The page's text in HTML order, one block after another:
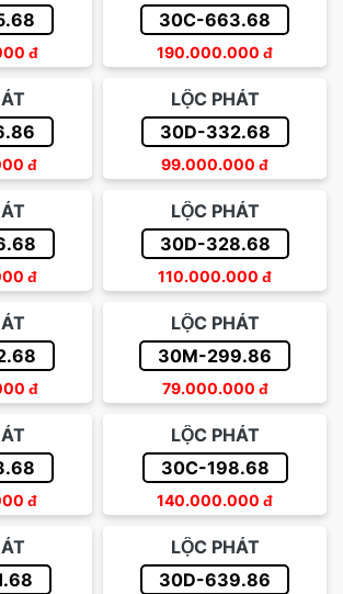
Thần tài
Dễ nhớ
Từ 100 đến 200 triệu
Từ 200 đến 500 triệu
Trên 500 triệu
tên
giá tăng dần
giá giảm dần
đ
30C-663.68
190.000.000 đ
đ
LỘC PHÁT
30D-332.68
99.000.000 đ
đ
LỘC PHÁT
30D-328.68
110.000.000 đ
đ
LỘC PHÁT
30M-299.86
79.000.000 đ
đ
LỘC PHÁT
30C-198.68
140.000.000 đ
LỘC PHÁT
30D-639.86